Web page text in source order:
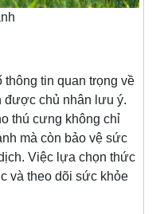
tin quan trọng về
được chủ nhân lưu ý.
thú cưng không chỉ
mà còn bảo vệ sức
Việc lựa chọn thức
và theo dõi sức khỏe